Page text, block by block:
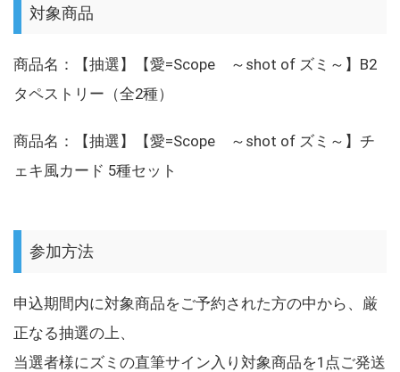
対象商品
商品名：【抽選】【愛=Scope ～shot of ズミ～】B2
タペストリー（全2種）
商品名：【抽選】【愛=Scope ～shot of ズミ～】チ
ェキ風カード 5種セット
参加方法
申込期間内に対象商品をご予約された方の中から、厳
正なる抽選の上、
当選者様にズミの直筆サイン入り対象商品を1点ご発送